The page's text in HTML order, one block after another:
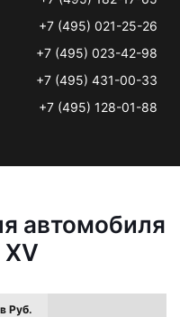
+7 (495) 021-25-26
+7 (495) 023-42-98
+7 (495) 431-00-33
+7 (495) 128-01-88
автомобиля
Руб.